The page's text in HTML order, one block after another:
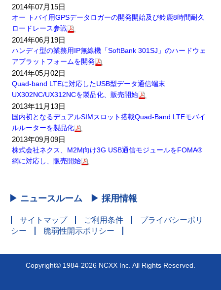
2014年07月15日
オー トバイ用GPSデータロガーの開発開始及び鈴鹿8時間耐久
ロードレース参戦
2014年06月19日
ハンディ型の業務用IP無線機「SoftBank 301SJ」のハードウェ
アプラットフォームを開発
2014年05月02日
Quad-band LTEに対応したUSB型データ通信端末
UX302NC/UX312NCを製品化、販売開始
2013年11月13日
国内初となるデュアルSIMスロット搭載Quad-Band LTEモバイ
ルルーターを製品化
2013年09月09日
株式会社ネクス、M2M向け3G USB通信モジュールをFOMA®
網に対応し、販売開始
▶ ニュースルーム ▶ 採用情報
サイトマップ ご利用条件
プライバシーポリ
シー
脆弱性開示ポリシー
Copyright© 1984-2026 NCXX Inc. All Rights Reserved.